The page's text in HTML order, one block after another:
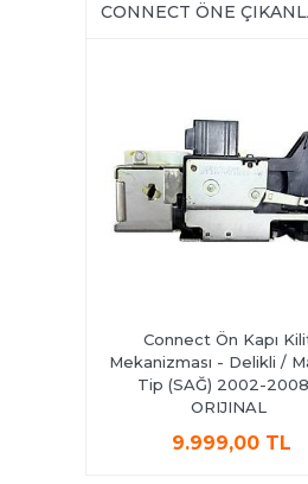
CONNECT ÖNE
Connect Ön Kapı
Mekanizması - Delikli /
Tip (SAĞ) 2002-
ORIJINAL
9.999,00 TL